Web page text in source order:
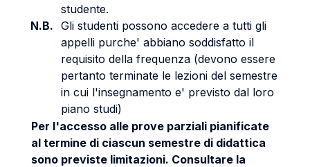
studente.
N.B. Gli studenti possono accedere a tutti gli
appelli purche' abbiano soddisfatto il
requisito della frequenza (devono essere
pertanto terminate le lezioni del semestre
in cui l'insegnamento e' previsto dal loro
piano studi)
Per l'accesso alle prove parziali pianificate
al termine di ciascun semestre di didattica
sono previste limitazioni. Consultare la